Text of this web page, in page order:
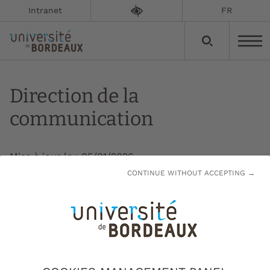
CONTINUE WITHOUT ACCEPTING →
Intranet FR
Direction de la
communication
Mise à jour le :05/01/2026
mission de définir et de mettre en œuvre la
stratégie de communication institutionnelle de
l'université, en lien avec la Présidence et la